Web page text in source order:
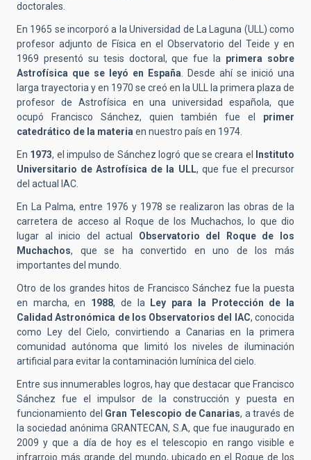
doctorales.
En 1965 se incorporó a la Universidad de La Laguna (ULL) como
profesor adjunto de Física en el Observatorio del Teide y en
1969 presentó su tesis doctoral, que fue la primera sobre
Astrofísica que se leyó en España. Desde ahí se inició una
larga trayectoria y en 1970 se creó en la ULL la primera plaza de
profesor de Astrofísica en una universidad española, que
ocupó Francisco Sánchez, quien también fue el primer
catedrático de la materiaen nuestro país en 1974.
En 1973, el impulso de Sánchez logró que se creara el
Instituto
Universitario de Astrofísica de la ULL, que fue el precursor
del actual IAC.
En La Palma, entre 1976 y 1978 se realizaron las obras de la
carretera de acceso al Roque de los Muchachos, lo que dio
lugar al inicio del actual Observatorio del Roque de los
Muchachos, que se ha convertido en uno de los más
importantes del mundo.
Otro de los grandes hitos de Francisco Sánchez fue la puesta
en marcha, en 1988, de la
Ley para la Protección de la
Calidad Astronómica de los Observatorios del IAC, conocida
como Ley del Cielo, convirtiendo a Canarias en la primera
comunidad autónoma que limitó los niveles de iluminación
artificial para evitar la contaminación lumínica del cielo.
Entre sus innumerables logros, hay que destacar que Francisco
Sánchez fue el impulsor de la construcción y puesta en
funcionamiento del Gran Telescopio de Canarias, a través de
la sociedad anónima GRANTECAN, S.A, que fue inaugurado en
2009 y que a día de hoy es el telescopio en rango visible e
infrarrojo más grande del mundo, ubicado en el Roque de los